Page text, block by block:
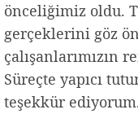
önceliğimiz oldu.
gerçeklerini göz
çalışanlarımızın
Süreçte yapıcı
teşekkür